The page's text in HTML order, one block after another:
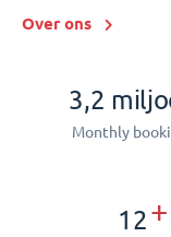
Over ons
3,2
Monthly
12+